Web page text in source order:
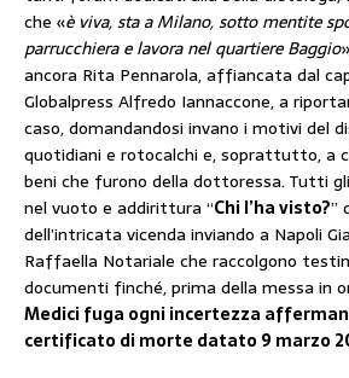
che «è viva, sta a Milano, sotto mentite
parrucchiera e lavora nel quartiere Baggio
ancora Rita Pennarola, affiancata dal
Globalpress Alfredo Iannaccone, a
caso, domandandosi invano i motivi del
quotidiani e rotocalchi e, soprattutto, a
beni che furono della dottoressa. Tutti
nel vuoto e addirittura “Chi l’ha visto?”
dell’intricata vicenda inviando a Napoli
Raffaella Notariale che raccolgono
documenti finché, prima della messa in
Medici fuga ogni incertezza
certificato di morte datato 9 marzo